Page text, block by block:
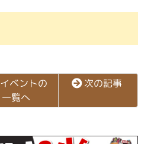
イベントの
一覧へ
次の記事